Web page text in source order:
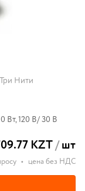
Три Нити
Вт, 120 В/ 30 В
KZT/шт
• цена без НДС